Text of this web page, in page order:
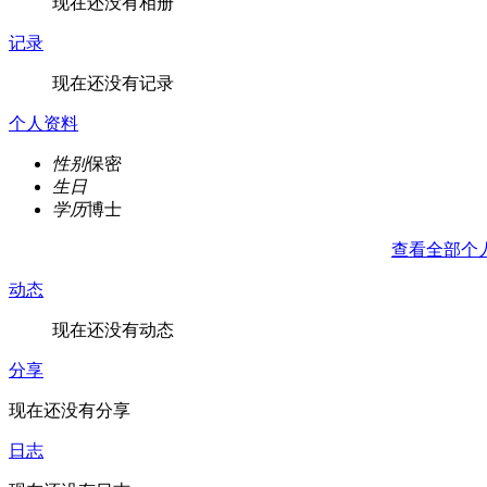
记录
现在还没有记录
个人资料
性别保密
生日
学历博士
查看全部个
动态
现在还没有动态
分享
现在还没有分享
日志